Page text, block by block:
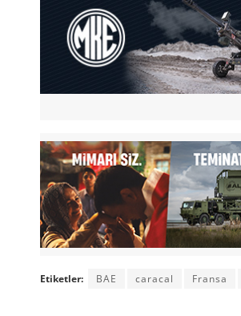
Etiketler: BAE caracal Fransa